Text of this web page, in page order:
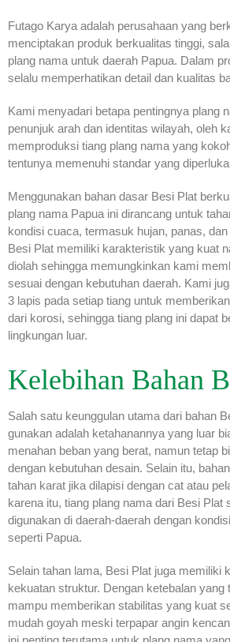
Futago Karya adalah perusahaan yang
menciptakan produk berkualitas tinggi,
plang nama untuk daerah Papua. Dalam
selalu memperhatikan detail dan kualitas
Kami menyadari betapa pentingnya plang
penunjuk arah dan identitas wilayah, oleh
memproduksi tiang plang nama yang
tentunya memenuhi standar yang
Menggunakan bahan dasar Besi Plat
plang nama Papua ini dirancang untuk
kondisi cuaca, termasuk hujan, panas,
Besi Plat memiliki karakteristik yang kuat
diolah sehingga memungkinkan kami
sesuai dengan kebutuhan daerah. Kami
3 lapis pada setiap tiang untuk
dari korosi, sehingga tiang plang ini dapat
lingkungan luar.
Kelebihan Bahan
Salah satu keunggulan utama dari bahan
gunakan adalah ketahanannya yang luar
menahan beban yang berat, namun tetap
dengan kebutuhan desain. Selain itu,
tahan karat jika dilapisi dengan cat atau
karena itu, tiang plang nama dari Besi Plat
digunakan di daerah-daerah dengan
seperti Papua.
Selain tahan lama, Besi Plat juga memiliki
kekuatan struktur. Dengan ketebalan yang
mampu memberikan stabilitas yang kuat
mudah goyah meski terpapar angin